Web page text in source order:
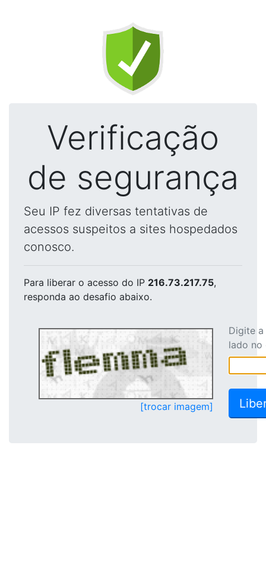
Verificação
de segurança
Seu IP fez diversas tentativas de
acessos suspeitos a sites hospedados
conosco.
Para liberar o acesso do IP 216.73.217.75,
responda ao desafio abaixo.
[trocar imagem]
Digite
lado no